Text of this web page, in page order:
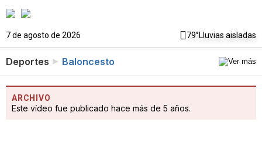
7 de agosto de 2026 79°Lluvias aisladas
Deportes Baloncesto
ARCHIVO
Este vídeo fue publicado hace más de 5 años.